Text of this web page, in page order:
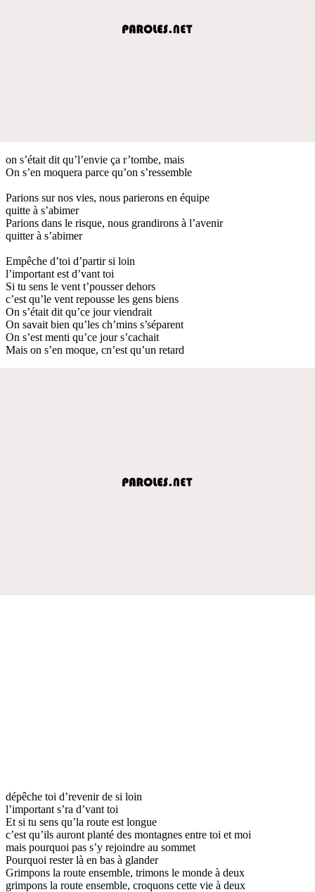
on s’était dit qu’l’envie ça r’tombe, mais
On s’en moquera parce qu’on s’ressemble
Parions sur nos vies, nous parierons en équipe
quitte à s’abimer
Parions dans le risque, nous grandirons à l’avenir
quitter à s’abimer
Empêche d’toi d’partir si loin
l’important est d’vant toi
Si tu sens le vent t’pousser dehors
c’est qu’le vent repousse les gens biens
On s’était dit qu’ce jour viendrait
On savait bien qu’les ch’mins s’séparent
On s’est menti qu’ce jour s’cachait
Mais on s’en moque, cn’est qu’un retard
dépêche toi d’revenir de si loin
l’important s’ra d’vant toi
Et si tu sens qu’la route est longue
c’est qu’ils auront planté des montagnes entre toi et moi
mais pourquoi pas s’y rejoindre au sommet
Pourquoi rester là en bas à glander
Grimpons la route ensemble, trimons le monde à deux
grimpons la route ensemble, croquons cette vie à deux